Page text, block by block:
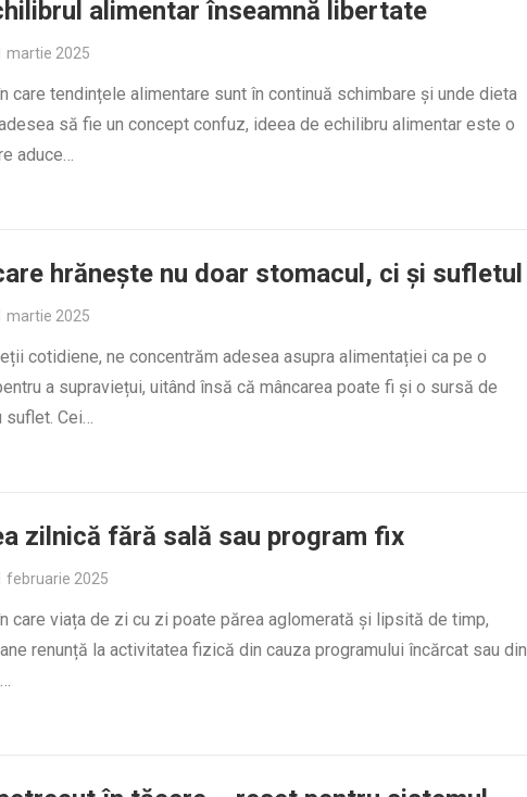
alimentar înseamnă libertate
martie 2025
care tendințele alimentare sunt în continuă schimbare și unde dieta
să fie un concept confuz, ideea de echilibru alimentar este o
aduce…
hrănește nu doar stomacul, ci și sufletul
martie 2025
cotidiene, ne concentrăm adesea asupra alimentației ca pe o
a supraviețui, uitând însă că mâncarea poate fi și o sursă de
suflet. Cei…
zilnică fără sală sau program fix
februarie 2025
care viața de zi cu zi poate părea aglomerată și lipsită de timp,
renunță la activitatea fizică din cauza programului încărcat sau din